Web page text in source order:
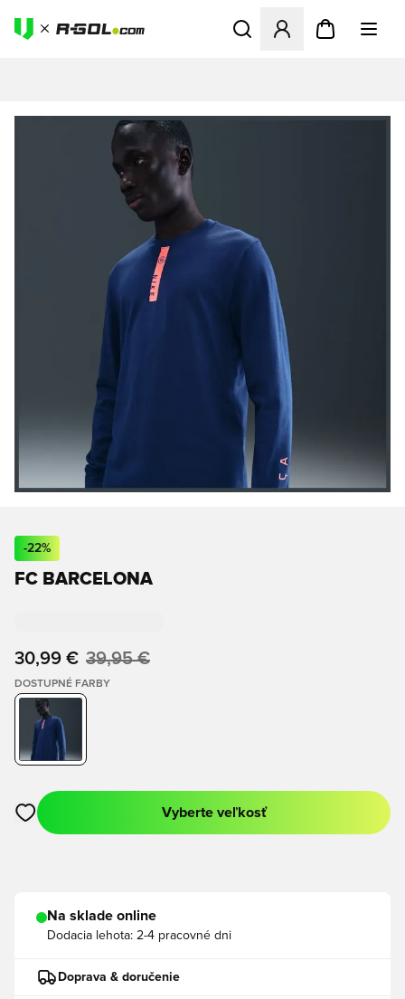
Otvorí modál na
-22%
FC BARCELONA
30,99 € 39,95 €
DOSTUPNÉ FARBY
Otvorí modál na prihlásenie alebo registráciu ako člen
Vyberte veľkosť
Na sklade online
Dodacia lehota: 2-4 pracovné dni
Doprava & doručenie